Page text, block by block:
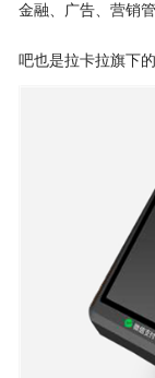
金融、广告、营销
吧也是拉卡拉旗下